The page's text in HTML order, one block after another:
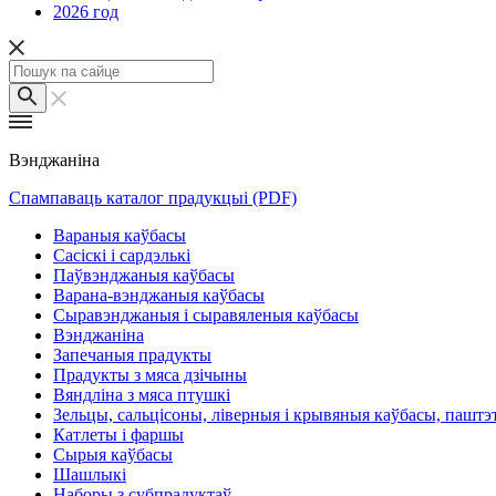
2026 год
Вэнджаніна
Спампаваць каталог прадукцыі (PDF)
Вараныя каўбасы
Сасіскі і сардэлькі
Паўвэнджаныя каўбасы
Варана-вэнджаныя каўбасы
Сыравэнджаныя і сыравяленыя каўбасы
Вэнджаніна
Запечаныя прадукты
Прадукты з мяса дзічыны
Вяндліна з мяса птушкі
Зельцы, сальцісоны, ліверныя і крывяныя каўбасы,
Катлеты і фаршы
Сырыя каўбасы
Шашлыкі